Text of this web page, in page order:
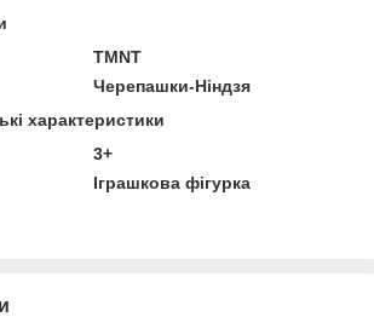
TMNT
Черепашки-Ніндзя
характеристики
3+
Іграшкова фігурка